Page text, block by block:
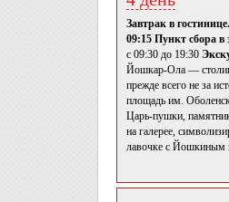
Завтрак в гостинице.
09:15 Пункт сбора в
с 09:30 до 19:30
Йошкар-Ола —
прежде всего не за
площадь им.
Царь-пушки,
на галерее,
лавочке с Йошкиным